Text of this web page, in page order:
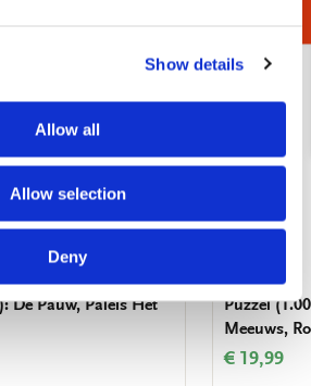
Show details
Allow all
Allow selection
Deny
De Pauw, Paleis Het
Puzzel
Meeuws,
€ 19,99